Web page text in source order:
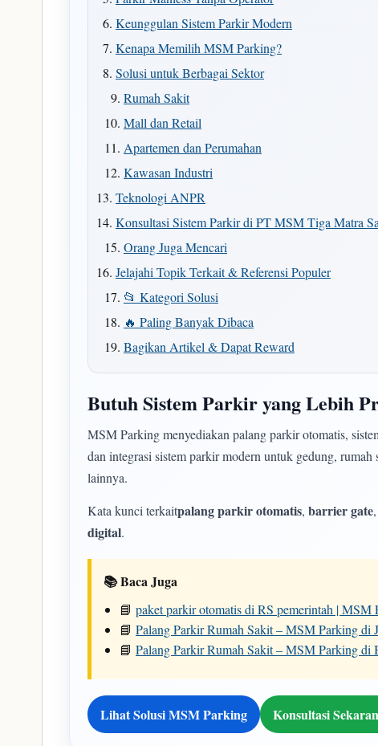
Keunggulan Sistem Parkir Modern
Kenapa Memilih MSM Parking?
Solusi untuk Berbagai Sektor
Rumah Sakit
Mall dan Retail
Apartemen dan Perumahan
Kawasan Industri
Teknologi ANPR
Konsultasi Sistem Parkir di PT MSM Tiga Matra
Orang Juga Mencari
Jelajahi Topik Terkait & Referensi Populer
📂 Kategori Solusi
🔥 Paling Banyak Dibaca
Bagikan Artikel & Dapat Reward
Butuh Sistem Parkir yang Lebih
MSM Parking menyediakan palang parkir otomatis,
dan integrasi sistem parkir modern untuk gedung,
lainnya.
Kata kunci terkaitpalang parkir otomatis, barrier gate,
digital.
📚 Baca Juga
📘 paket parkir otomatis di RS pemerintah | MSM
📘 Palang Parkir Rumah Sakit – MSM Parking di
📘 Palang Parkir Rumah Sakit – MSM Parking di
Lihat Solusi MSM Parking Konsultasi